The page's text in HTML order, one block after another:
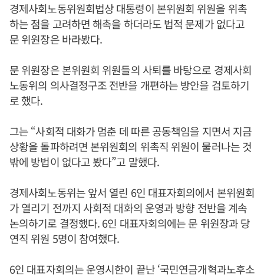
경제사회노동위원회법상 대통령이 본위원회 위원을 위촉
하는 점을 고려하면 해촉을 하더라도 법적 문제가 없다고
문 위원장은 바라봤다.
문 위원장은 본위원회 위원들의 사퇴를 바탕으로 경제사회
노동위의 의사결정구조 전반을 개편하는 방안을 검토하기
로 했다.
그는 “사회적 대화가 멈춘 데 따른 공동책임을 지면서 지금
상황을 돌파하려면 본위원회의 위촉직 위원이 물러나는 것
밖에 방법이 없다고 봤다”고 말했다.
경제사회노동위는 앞서 열린 6인 대표자회의에서 본위원회
가 열리기 전까지 사회적 대화의 운영과 방향 전반을 계속
논의하기로 결정했다. 6인 대표자회의에는 문 위원장과 당
연직 위원 5명이 참여했다.
6인 대표자회의는 운영시한이 끝난 ‘국민연금개혁과노후소